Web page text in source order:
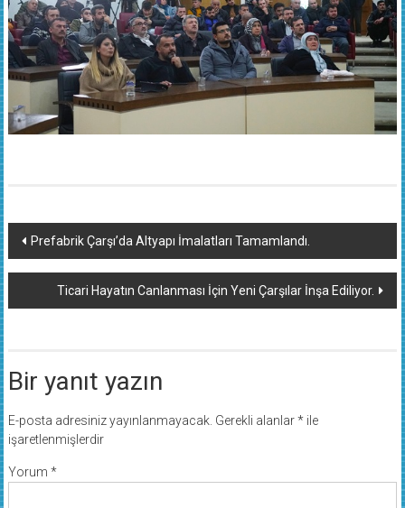
Yazı
dolaşımı
Prefabrik Çarşı’da Altyapı İmalatları Tamamlandı.
Ticari Hayatın Canlanması İçin Yeni Çarşılar İnşa Ediliyor.
Bir yanıt yazın
E-posta adresiniz yayınlanmayacak. Gerekli alanlar*ile
işaretlenmişlerdir
Yorum *